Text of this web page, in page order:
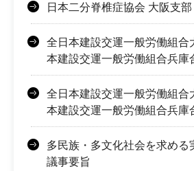
日本二分脊椎症協会 大阪支
全日本建設交運一般労働組合
本建設交運一般労働組合兵庫
全日本建設交運一般労働組合
本建設交運一般労働組合兵庫
多民族・多文化社会を求める
議事要旨